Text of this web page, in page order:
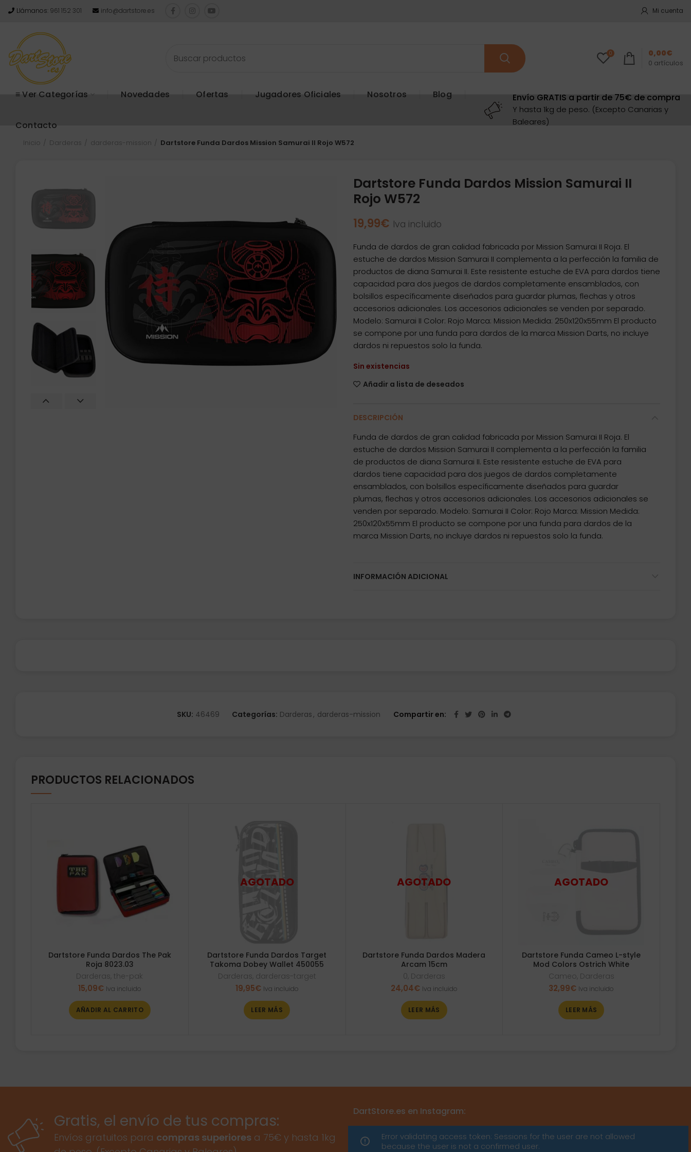
Llámanos: 961 152 301 info@dartstore.es Mi cuenta
0
0 artículos
0,00€
≡ Ver Categorías Novedades Ofertas Jugadores Oficiales Nosotros Blog
Contacto
Envío GRATIS a partir de 75€ de compra
Y hasta 1kg de peso. (Excepto Canarias y
Baleares)
Inicio Darderas darderas-mission Dartstore Funda Dardos Mission Samurai II Rojo W572
Dartstore Funda Dardos Mission Samurai II
Rojo W572
19,99€ Iva incluido
Funda de dardos de gran calidad fabricada por Mission Samurai II Roja. El
estuche de dardos Mission Samurai II complementa a la perfección la familia de
productos de diana Samurai II. Este resistente estuche de EVA para dardos tiene
capacidad para dos juegos de dardos completamente ensamblados, con
bolsillos específicamente diseñados para guardar plumas, flechas y otros
accesorios adicionales. Los accesorios adicionales se venden por separado.
Modelo: Samurai II Color: Rojo Marca: Mission Medida: 250x120x55mm El producto
se compone por una funda para dardos de la marca Mission Darts, no incluye
dardos ni repuestos solo la funda.
Sin existencias
Añadir a lista de deseados
DESCRIPCIÓN
Funda de dardos de gran calidad fabricada por Mission Samurai II Roja. El
estuche de dardos Mission Samurai II complementa a la perfección la familia
de productos de diana Samurai II. Este resistente estuche de EVA para
dardos tiene capacidad para dos juegos de dardos completamente
ensamblados, con bolsillos específicamente diseñados para guardar
plumas, flechas y otros accesorios adicionales. Los accesorios adicionales se
venden por separado. Modelo: Samurai II Color: Rojo Marca: Mission Medida:
250x120x55mm El producto se compone por una funda para dardos de la
marca Mission Darts, no incluye dardos ni repuestos solo la funda.
INFORMACIÓN ADICIONAL
SKU: 46469 Categorías: Darderas, darderas-mission Compartir en
PRODUCTOS RELACIONADOS
Dartstore Funda Dardos The Pak
Roja 8023.03
Darderas,the-pak
15,09€ Iva incluido
AÑADIR AL CARRITO
Dartstore Funda Dardos Target
Takoma Dobey Wallet 450055
Darderas, darderas-target
19,95€ Iva incluido
LEER MÁS
Dartstore Funda Dardos Madera
Arcam 15cm
0, Darderas
24,04€ Iva incluido
LEER MÁS
Dartstore Funda Cameo L-style
Mod Colors Ostrich White
Cameo, Darderas
32,99€ Iva incluido
LEER MÁS
Gratis, el envío de tus compras:
Envíos gratuitos para compras superiores a 75€ y hasta 1kg
DartStore.es en Instagram:
Error validating access token: Sessions for the user are not allowed
because the user is not a confirmed user.